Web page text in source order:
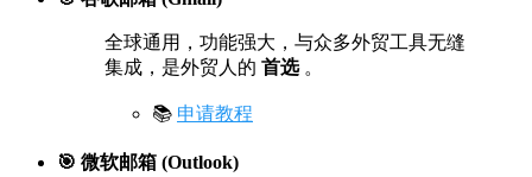
全球通用，功能强大，与众多外贸工具无缝
集成，是外贸人的 首选。
📚 申请教程
🎯 微软邮箱 (Outlook)